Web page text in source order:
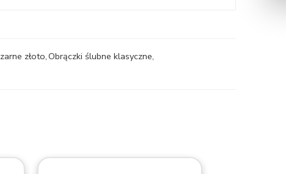
złoto,Obrączki ślubne klasyczne,